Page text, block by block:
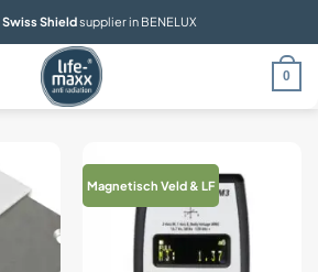
Swiss Shieldsupplier in BENELUX
0
Magnetisch Veld & LF